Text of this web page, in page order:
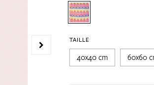
TAILLE
40x40 cm 60x60